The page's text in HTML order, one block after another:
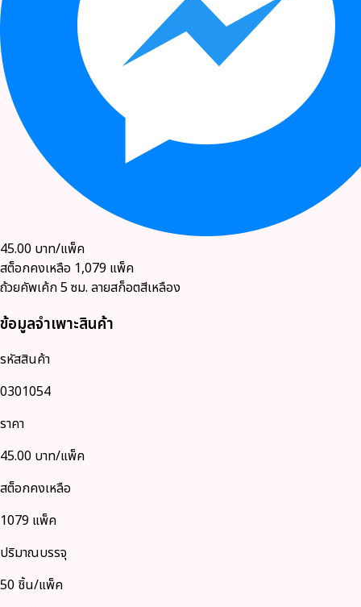
45.00 บาท/แพ็ค
สต็อกคงเหลือ 1,079 แพ็ค
ถ้วยคัพเค้ก 5 ซม. ลายสก็อตสีเหลือง
ข้อมูลจำเพาะสินค้า
รหัสสินค้า
0301054
ราคา
45.00 บาท/แพ็ค
สต็อกคงเหลือ
1079 แพ็ค
ปริมาณบรรจุ
50 ชิ้น/แพ็ค